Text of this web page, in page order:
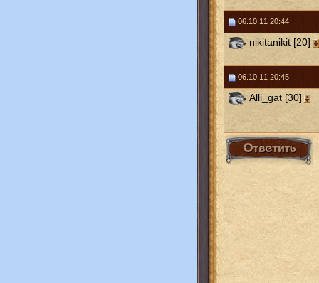
06.10.11 20:44
nikitanikit [20]
06.10.11 20:45
Alli_gat [30]